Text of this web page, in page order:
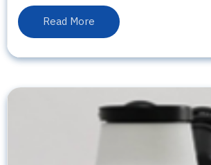
Read More